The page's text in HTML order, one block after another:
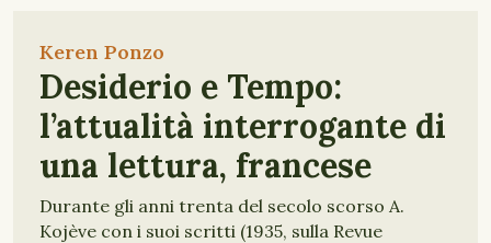
Keren Ponzo
Desiderio e Tempo:
l’attualità interrogante di
una lettura, francese
Durante gli anni trenta del secolo scorso A.
Kojève con i suoi scritti (1935, sulla Revue